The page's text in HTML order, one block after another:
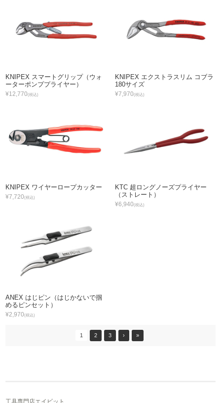
KNIPEX スマートグリップ（ウォ
ーターポンププライヤー）
¥12,770(税込)
KNIPEX エクストラスリム コブラ
180サイズ
¥7,970(税込)
KNIPEX ワイヤーロープカッター
¥7,720(税込)
KTC 超ロングノーズプライヤー
（ストレート）
¥6,940(税込)
ANEX はじピン（はじかないで掴
めるピンセット）
¥2,970(税込)
1 2 3 › »
工具専門店エイビット